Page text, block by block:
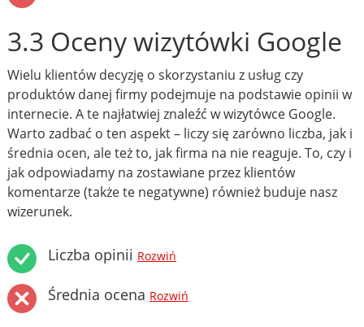
3.3 Oceny wizytówki Google
Wielu klientów decyzję o skorzystaniu z usług czy
produktów danej firmy podejmuje na podstawie opinii w
internecie. A te najłatwiej znaleźć w wizytówce Google.
Warto zadbać o ten aspekt – liczy się zarówno liczba, jak i
średnia ocen, ale też to, jak firma na nie reaguje. To, czy i
jak odpowiadamy na zostawiane przez klientów
komentarze (także te negatywne) również buduje nasz
wizerunek.
Liczba opinii Rozwiń
Średnia ocena Rozwiń